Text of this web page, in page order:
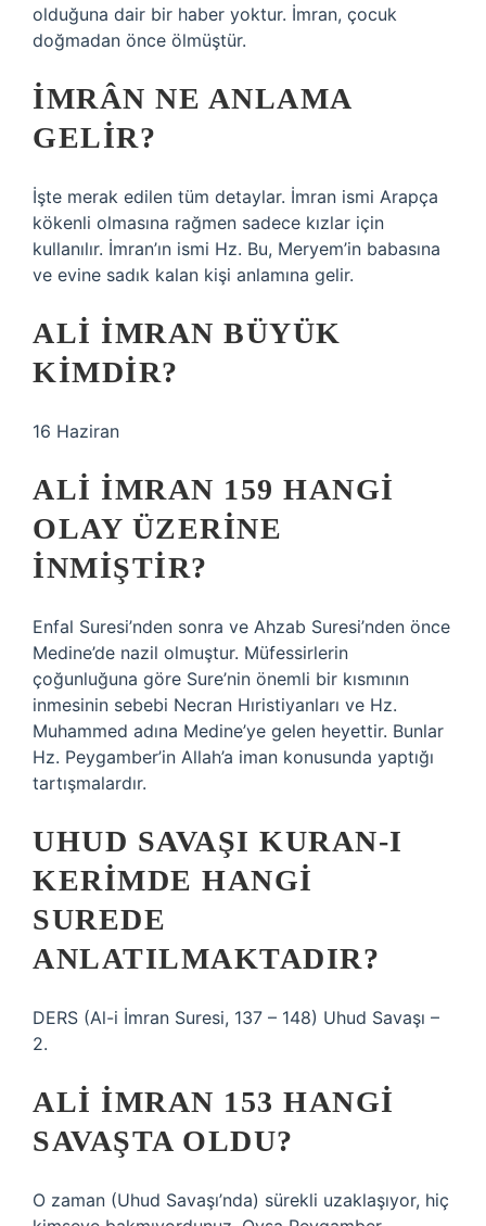
olduğuna dair bir haber yoktur. İmran, çocuk
doğmadan önce ölmüştür.
İMRÂN NE ANLAMA
GELIR?
İşte merak edilen tüm detaylar. İmran ismi Arapça
kökenli olmasına rağmen sadece kızlar için
kullanılır. İmran’ın ismi Hz. Bu, Meryem’in babasına
ve evine sadık kalan kişi anlamına gelir.
ALI İMRAN BÜYÜK
KIMDIR?
16 Haziran
ALI İMRAN 159 HANGI
OLAY ÜZERINE
INMIŞTIR?
Enfal Suresi’nden sonra ve Ahzab Suresi’nden önce
Medine’de nazil olmuştur. Müfessirlerin
çoğunluğuna göre Sure’nin önemli bir kısmının
inmesinin sebebi Necran Hıristiyanları ve Hz.
Muhammed adına Medine’ye gelen heyettir. Bunlar
Hz. Peygamber’in Allah’a iman konusunda yaptığı
tartışmalardır.
UHUD SAVAŞI KURAN-I
KERIMDE HANGI
SUREDE
ANLATILMAKTADIR?
DERS (Al-i İmran Suresi, 137 – 148) Uhud Savaşı –
2.
ALI İMRAN 153 HANGI
SAVAŞTA OLDU?
O zaman (Uhud Savaşı’nda) sürekli uzaklaşıyor, hiç